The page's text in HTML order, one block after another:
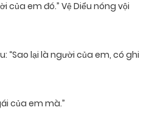
của em đó.” Vệ Diểu nóng vội
“Sao lại là người của em, có ghi
của em mà.”